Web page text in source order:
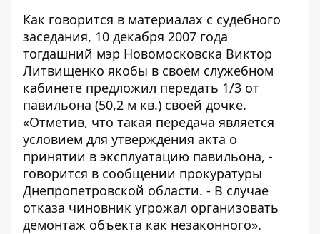
Как говорится в материалах с судебного
заседания, 10 декабря 2007 года
тогдашний мэр Новомосковска Виктор
Литвищенко якобы в своем служебном
кабинете предложил передать 1/3 от
павильона (50,2 м кв.) своей дочке.
«Отметив, что такая передача является
условием для утверждения акта о
принятии в эксплуатацию павильона, -
говорится в сообщении прокуратуры
Днепропетровской области. - В случае
отказа чиновник угрожал организовать
демонтаж объекта как незаконного».